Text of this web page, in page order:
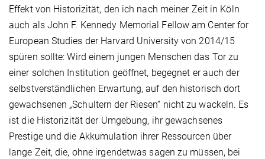
Effekt von Historizität, den ich nach meiner Zeit in Köln
auch als John F. Kennedy Memorial Fellow am Center for
European Studies der Harvard University von 2014/15
spüren sollte: Wird einem jungen Menschen das Tor zu
einer solchen Institution geöffnet, begegnet er auch der
selbstverständlichen Erwartung, auf den historisch dort
gewachsenen „Schultern der Riesen“ nicht zu wackeln. Es
ist die Historizität der Umgebung, ihr gewachsenes
Prestige und die Akkumulation ihrer Ressourcen über
lange Zeit, die, ohne irgendetwas sagen zu müssen, bei